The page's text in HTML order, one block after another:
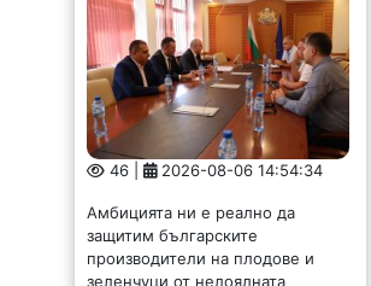
46 | 2026-08-06 14:54:34
Амбицията ни е реално да
защитим българските
производители на плодове и
зеленчуци от нелоялната
конкуренция. Това заяви
министърът на земеделието и